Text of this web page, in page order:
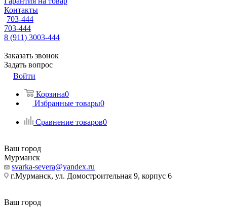
Контакты
703-444
703-444
8 (911) 3003-444
Заказать звонок
Задать вопрос
Войти
Корзина0
Избранные товары0
Сравнение товаров0
Ваш город
Мурманск
svarka-severa@yandex.ru
г.Мурманск, ул. Домостроительная 9, корпус 6
Ваш город